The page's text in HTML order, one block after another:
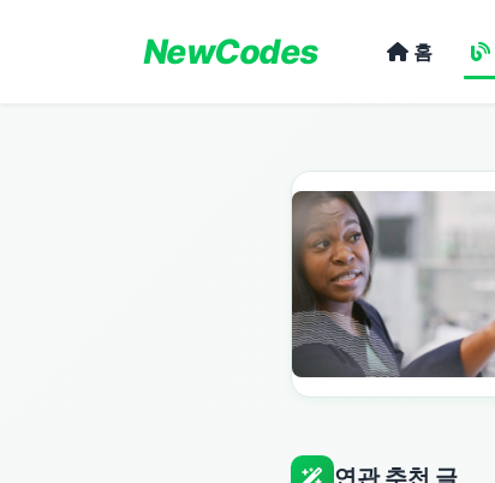
NewCodes 홈
연관 추천 글